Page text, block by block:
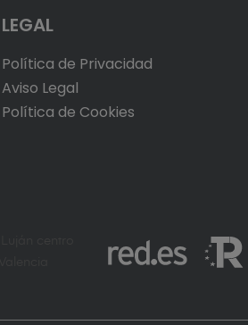
LEGAL
Política de Privacidad
Aviso Legal
Política de Cookies